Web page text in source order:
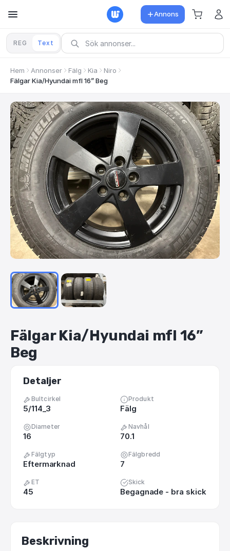
Annons
REG Text
Hem Annonser Fälg Kia
Niro
Fälgar Kia/Hyundai mfl 16” Beg
Fälgar Kia​/​Hyundai mfl 16”
Beg
Detaljer
Bultcirkel
5/114_3
Produkt
Fälg
Diameter
16
Navhål
70.1
Fälgtyp
Eftermarknad
Fälgbredd
7
ET
45
Skick
Begagnade - bra skick
Beskrivning